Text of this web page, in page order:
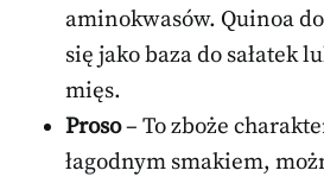
aminokwasów. Quinoa
się jako baza do sałatek
mięs.
Proso– To zboże
łagodnym smakiem,